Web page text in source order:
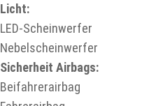
Licht:
LED-Scheinwerfer
Nebelscheinwerfer
Sicherheit Airbags:
Beifahrerairbag